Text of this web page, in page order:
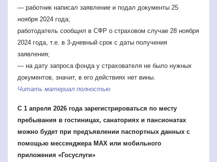
— работник написал заявление и подал документы 25
ноября 2024 года;
работодатель сообщил в СФР о страховом случае 28 ноября
2024 года, т.е. в 3-дневный срок с даты получения
заявления;
— на дату запроса фонда у страхователя не было нужных
документов, значит, в его действиях нет вины.
Читать материал полностью
С 1 апреля 2026 года зарегистрироваться по месту
пребывания в гостиницах, санаториях и пансионатах
можно будет при предъявлении паспортных данных с
помощью мессенджера MAX или мобильного
приложения «Госуслуги»